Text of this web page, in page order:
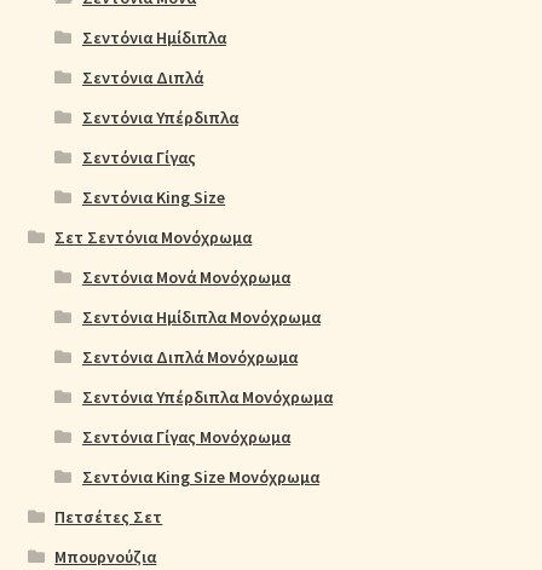
Σεντόνια Ημίδιπλα
Σεντόνια Διπλά
Σεντόνια Υπέρδιπλα
Σεντόνια Γίγας
Σεντόνια King Size
Σετ Σεντόνια Μονόχρωμα
Σεντόνια Μονά Μονόχρωμα
Σεντόνια Ημίδιπλα Μονόχρωμα
Σεντόνια Διπλά Μονόχρωμα
Σεντόνια Υπέρδιπλα Μονόχρωμα
Σεντόνια Γίγας Μονόχρωμα
Σεντόνια King Size Μονόχρωμα
Πετσέτες Σετ
Μπουρνούζια